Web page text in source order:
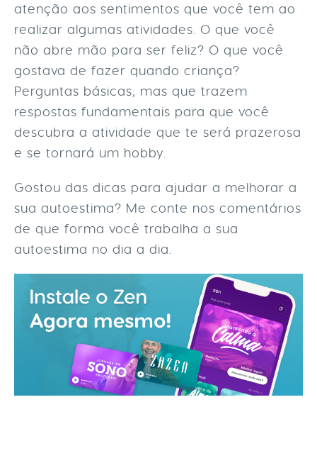
atenção aos sentimentos que você tem ao
realizar algumas atividades. O que você
não abre mão para ser feliz? O que você
gostava de fazer quando criança?
Perguntas básicas, mas que trazem
respostas fundamentais para que você
descubra a atividade que te será prazerosa
e se tornará um hobby.
Gostou das dicas para ajudar a melhorar a
sua autoestima? Me conte nos comentários
de que forma você trabalha a sua
autoestima no dia a dia.